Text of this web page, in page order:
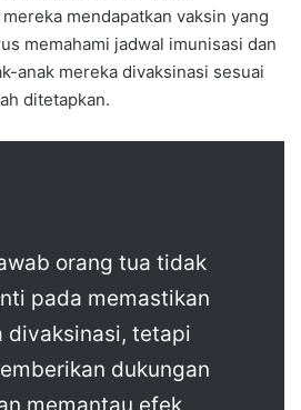
mendapatkan vaksin yang
memahami jadwal imunisasi dan
anak mereka divaksinasi sesuai
ditetapkan.
orang tua tidak
pada memastikan
divaksinasi, tetapi
dukungan